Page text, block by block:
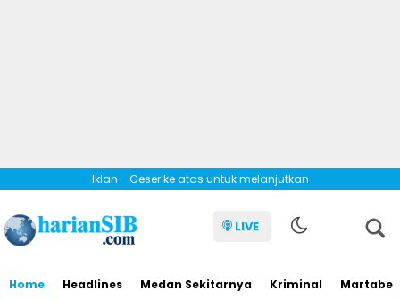
Iklan - Geser ke atas untuk melanjutkan
LIVE
Home Headlines Medan Sekitarnya Kriminal Martabe